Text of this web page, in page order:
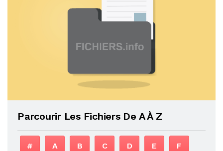
Parcourir Les Fichiers De A À Z
# A B C D E F